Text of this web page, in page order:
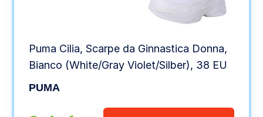
Puma Cilia, Scarpe da Ginnastica Donna,
Bianco (White/Gray Violet/Silber), 38 EU
PUMA